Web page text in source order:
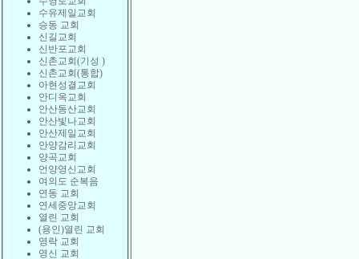
수유제일교회
승동 교회
신길교회
신반포교회
신촌교회(기성 )
신촌교회(통합)
아현성결교회
안디옥교회
안산동산교회
안산빛나교회
안산제일교회
안양감리교회
양곡교회
언양영신교회
여의도 순복음
연동 교회
연세중앙교회
열린 교회
(용인)열린 교회
영락 교회
영신 교회